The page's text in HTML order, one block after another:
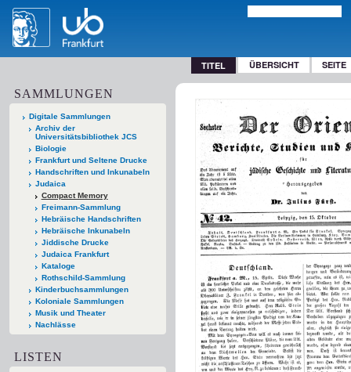
TITEL ÜBERSICHT SEITE
SAMMLUNGEN
Digitale Sammlungen
Archiv der
Universitätsbibliothek JCS
Biologie
Frankfurt und Seltene Drucke
Handschriften und Inkunabeln
Judaica
Compact Memory
Freimann-Sammlung
Hebräische Handschriften
Hebräische Inkunabeln
Jiddische Drucke
Judaica Frankfurt
Kataloge
Rothschild-Sammlung
Kinderbuchsammlungen
Koloniale Sammlungen
Musik und Theater
Nachlässe
LISTEN